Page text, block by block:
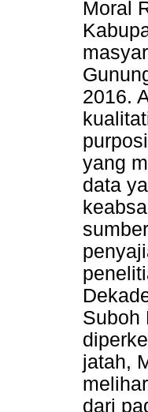
Moral
2016.
yang
data
Suboh
jatah,
dari